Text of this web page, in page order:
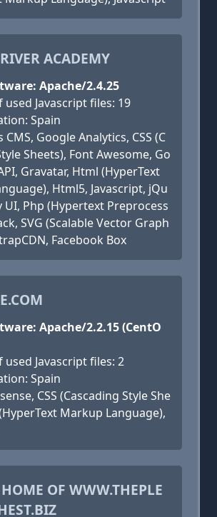
ACADEMY
Apache/2.4.25
Javascript files: 19
Spain
Google Analytics, CSS (C
Sheets), Font Awesome, Go
Gravatar, Html (HyperText
Html5, Javascript, jQu
UI, Php (Hypertext Preprocess
SVG (Scalable Vector Graph
Facebook Box
Apache/2.2.15 (CentO
Javascript files: 2
Spain
CSS (Cascading Style She
Markup Language),
OF WWW.THEPLE